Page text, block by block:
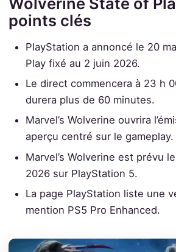
points clés
PlayStation a annoncé le 20
Play fixé au 2 juin 2026.
Le direct commencera à 23 h
durera plus de 60 minutes.
Marvel’s Wolverine ouvrira
aperçu centré sur le gameplay.
Marvel’s Wolverine est prévu
2026 sur PlayStation 5.
La page PlayStation liste une
mention PS5 Pro Enhanced.